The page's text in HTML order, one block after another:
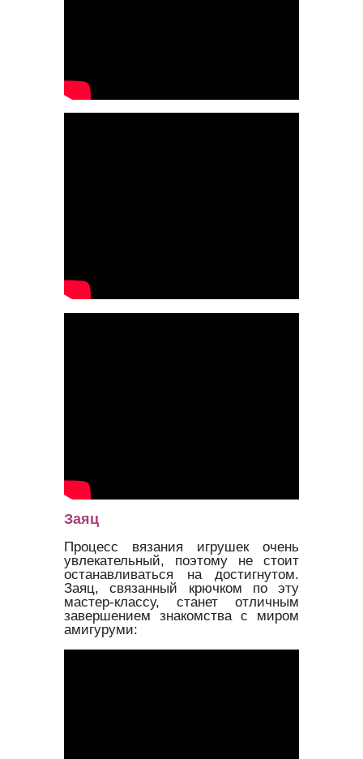
Заяц
Процесс вязания игрушек очень
увлекательный, поэтому не стоит
останавливаться на достигнутом.
Заяц, связанный крючком по эту
мастер-классу, станет отличным
завершением знакомства с миром
амигуруми: